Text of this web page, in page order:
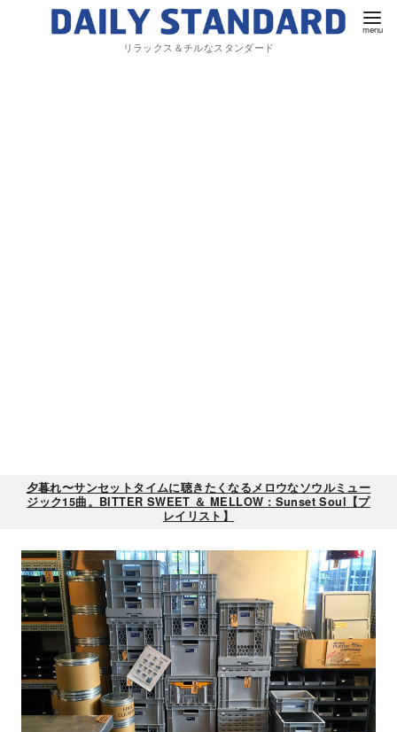
リラックス＆チルなスタンダード
夕暮れ〜サンセットタイムに聴きたくなるメロウなソウルミュー
ジック15曲。BITTER SWEET ＆ MELLOW : Sunset Soul【プ
レイリスト】